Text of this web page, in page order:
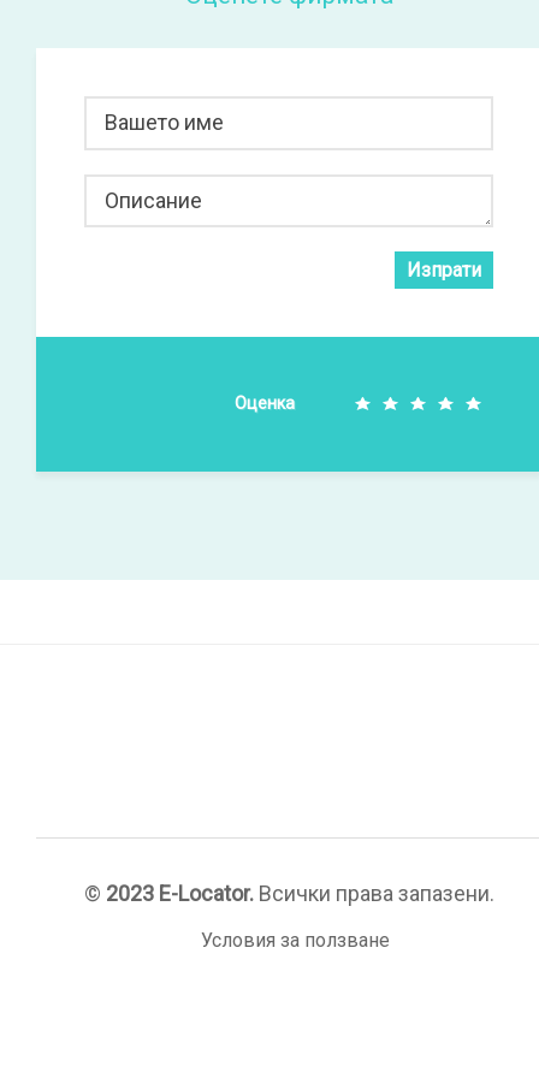
Вашето име
Описание
Изпрати
Оценка
© 2023 E-Locator.Всички права запазени.
Условия за ползване